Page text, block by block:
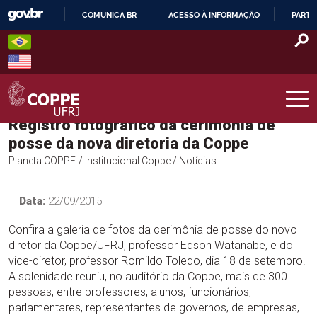
Skip
content
O
COMUNICA BR ACESSO À INFORMAÇÃO
COPPE – UFRJ
Registro fotográfico da cerimônia de
posse da nova diretoria da Coppe
Planeta COPPE / Institucional Coppe / Notícias
Data: 22/09/2015
Confira a galeria de fotos da cerimônia de posse do novo
diretor da Coppe/UFRJ, professor Edson Watanabe, e do
vice-diretor, professor Romildo Toledo, dia 18 de setembro.
A solenidade reuniu, no auditório da Coppe, mais de 300
pessoas, entre professores, alunos, funcionários,
parlamentares, representantes de governos, de empresas,